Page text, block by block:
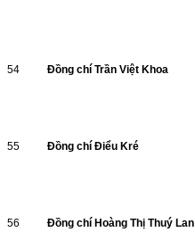
54 Đồng chí Trần Việt Khoa
55 Đồng chí Điểu Kré
56 Đồng chí Hoàng Thị Thuý Lan